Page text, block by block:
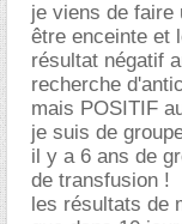
je viens de faire
être enceinte et
résultat négatif
recherche
mais POSITIF
je suis de
il y a 6 ans de
de transfusion !
les résultats de